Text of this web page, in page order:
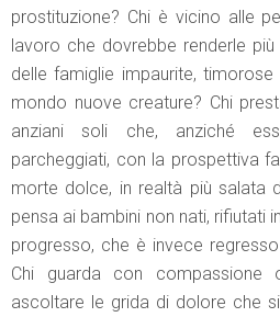
prostituzione? Chi è vicino alle
lavoro che dovrebbe renderle
delle famiglie impaurite,
mondo nuove creature? Chi
anziani soli che, anziché
parcheggiati, con la prospettiva
morte dolce, in realtà più salata
pensa ai bambini non nati, rifiutati
progresso, che è invece regresso
Chi guarda con
ascoltare le grida di dolore che